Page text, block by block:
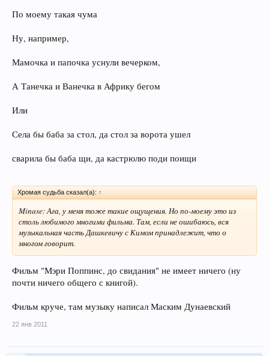
По моему такая чума
Ну, например,
Мамочка и папочка уснули вечерком,
А Танечка и Ванечка в Африку бегом
Или
Села бы баба за стол, да стол за ворота ушел
сварила бы баба щи, да кастрюлю поди поищи
Хромая судьба сказал(а): ↑
Minase: Ага, у меня тоже такие ощущения. Но по-моему это из
столь любимого многими фильма. Там, если не ошибаюсь, вся
музыкальная часть Дашкевичу с Кимом принадлежит, что о
многом говорит.
Фильм "Мэри Поппинс, до свидания" не имеет ничего (ну
почти ничего общего с книгой).
Фильм круче, там музыку написал Маским Дунаевский
22 янв 2011